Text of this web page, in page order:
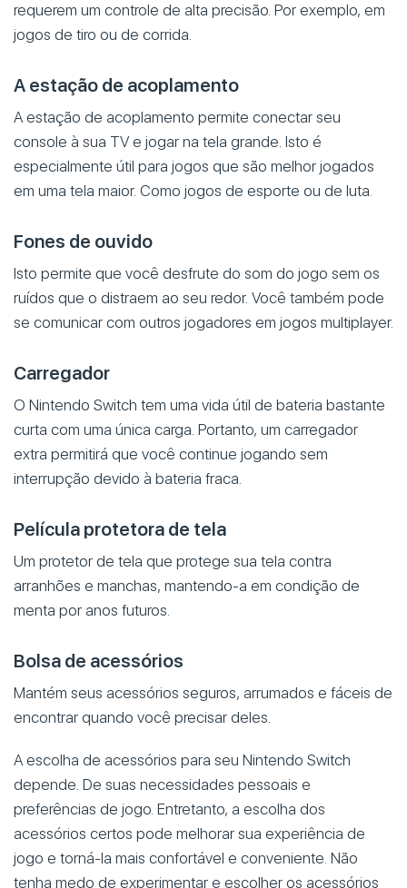
requerem um controle de alta precisão. Por exemplo, em
jogos de tiro ou de corrida.
A estação de acoplamento
A estação de acoplamento permite conectar seu
console à sua TV e jogar na tela grande. Isto é
especialmente útil para jogos que são melhor jogados
em uma tela maior. Como jogos de esporte ou de luta.
Fones de ouvido
Isto permite que você desfrute do som do jogo sem os
ruídos que o distraem ao seu redor. Você também pode
se comunicar com outros jogadores em jogos multiplayer.
Carregador
O Nintendo Switch tem uma vida útil de bateria bastante
curta com uma única carga. Portanto, um carregador
extra permitirá que você continue jogando sem
interrupção devido à bateria fraca.
Película protetora de tela
Um protetor de tela que protege sua tela contra
arranhões e manchas, mantendo-a em condição de
menta por anos futuros.
Bolsa de acessórios
Mantém seus acessórios seguros, arrumados e fáceis de
encontrar quando você precisar deles.
A escolha de acessórios para seu Nintendo Switch
depende. De suas necessidades pessoais e
preferências de jogo. Entretanto, a escolha dos
acessórios certos pode melhorar sua experiência de
jogo e torná-la mais confortável e conveniente. Não
tenha medo de experimentar e escolher os acessórios